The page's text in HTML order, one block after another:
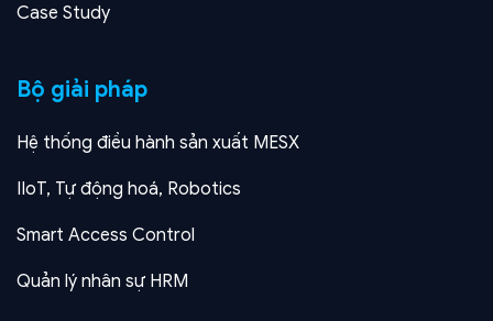
Case Study
Bộ giải pháp
Hệ thống điều hành sản xuất MESX
IIoT, Tự động hoá, Robotics
Smart Access Control
Quản lý nhân sự HRM